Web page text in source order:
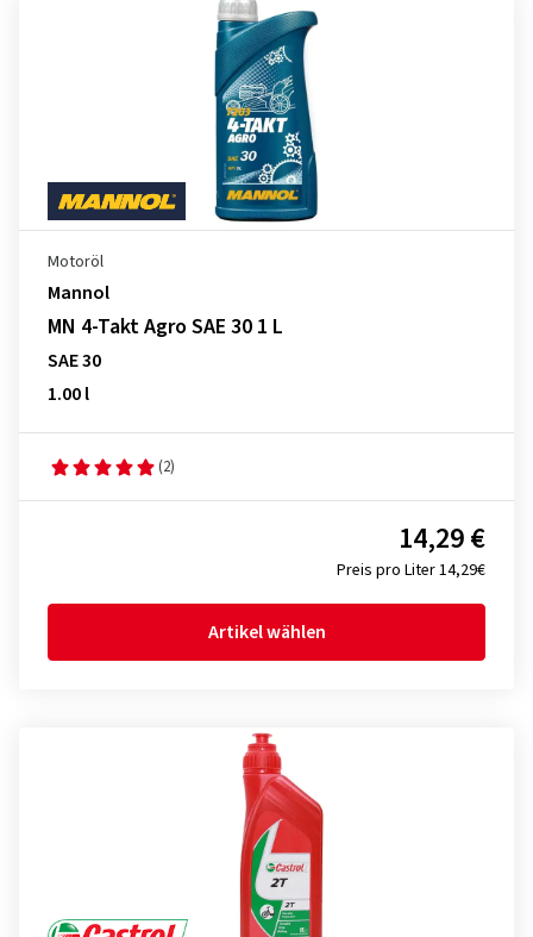
Motoröl
Mannol
MN 4-Takt Agro SAE 30 1 L
SAE 30
1.00 l
(2)
Preis pro Liter 14,29€
14,29 €
Artikel wählen